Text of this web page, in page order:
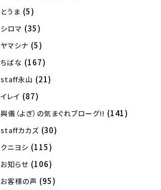
とうま (5)
シロマ (35)
ヤマシナ (5)
ちばな (167)
staff永山 (21)
イレイ (87)
與儀（よぎ）の気まぐれブローグ!! (141)
staffカカズ (30)
クニヨシ (115)
お知らせ (106)
お客様の声 (95)